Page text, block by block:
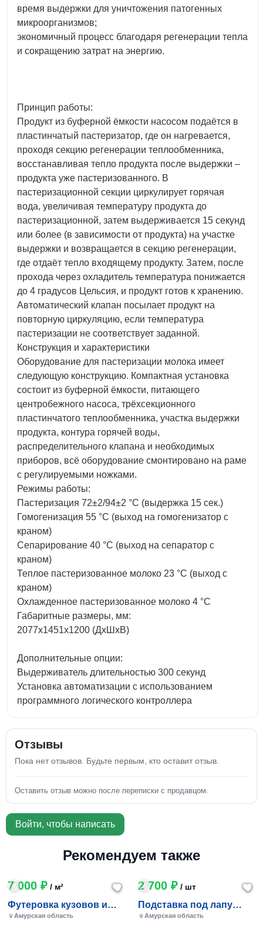
время выдержки для уничтожения патогенных
микроорганизмов;
экономичный процесс благодаря регенерации тепла
и сокращению затрат на энергию.
Принцип работы:
Продукт из буферной ёмкости насосом подаётся в
пластинчатый пастеризатор, где он нагревается,
проходя секцию регенерации теплообменника,
восстанавливая тепло продукта после выдержки –
продукта уже пастеризованного. В
пастеризационной секции циркулирует горячая
вода, увеличивая температуру продукта до
пастеризационной, затем выдерживается 15 секунд
или более (в зависимости от продукта) на участке
выдержки и возвращается в секцию регенерации,
где отдаёт тепло входящему продукту. Затем, после
прохода через охладитель температура понижается
до 4 градусов Цельсия, и продукт готов к хранению.
Автоматический клапан посылает продукт на
повторную циркуляцию, если температура
пастеризации не соответствует заданной.
Конструкция и характеристики
Оборудование для пастеризации молока имеет
следующую конструкцию. Компактная установка
состоит из буферной ёмкости, питающего
центробежного насоса, трёхсекционного
пластинчатого теплообменника, участка выдержки
продукта, контура горячей воды,
распределительного клапана и необходимых
приборов, всё оборудование смонтировано на раме
с регулируемыми ножками.
Режимы работы:
Пастеризация 72±2/94±2 °С (выдержка 15 сек.)
Гомогенизация 55 °С (выход на гомогенизатор с
краном)
Сепарирование 40 °С (выход на сепаратор с
краном)
Теплое пастеризованное молоко 23 °С (выход с
краном)
Охлажденное пастеризованное молоко 4 °С
Габаритные размеры, мм:
2077х1451х1200 (ДхШхВ)
Дополнительные опции:
Выдерживатель длительностью 300 секунд
Установка автоматизации с использованием
программного логического контроллера
Отзывы
Пока нет отзывов. Будьте первым, кто оставит отзыв.
Оставить отзыв можно после переписки с продавцом.
Войти, чтобы написать
Рекомендуем также
7 000 ₽ / м²
Футеровка кузовов и
транспортёров
Амурская область
2 700 ₽/ шт
Подставка под лапу
манипулятора
Амурская область